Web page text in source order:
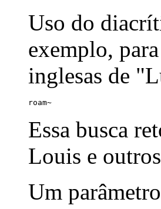
Uso do
exemplo,
inglesas de
roam~
Essa busca
Louis e
Um